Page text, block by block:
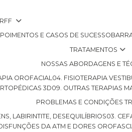
E CASOS DE SUCESSO
TRATAMENTOS
NOSSAS ABORDAGENS E
OROFACIAL 04. FISIOTERAPIA
3D
09. OUTRAS TERAPIAS
PROBLEMAS E CONDIÇÕES
LABIRINTITE, DESEQUILÍBRIOS 03.
DISFUNÇÕES DA ATM E DORES